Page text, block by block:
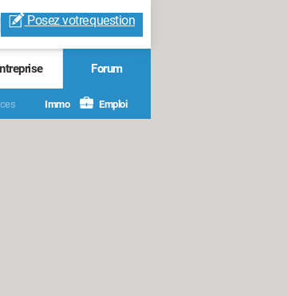
Posez votrequestion
Forum
Immo Emploi